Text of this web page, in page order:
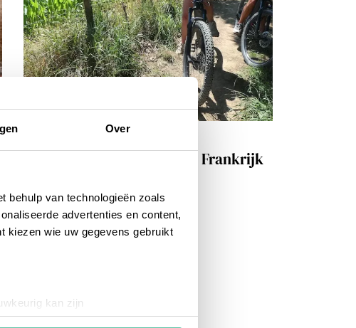
Over
behulp van technologieën zoals
advertenties en content,
kiezen wie uw gegevens gebruikt
kan zijn
(fingerprinting)
10x fietsen en wandelen in Frankrijk